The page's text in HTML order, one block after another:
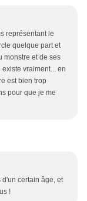
représentant le
quelque part et
monstre et de ses
vraiment... en
est bien trop
pour que je me
d'un certain âge, et
!